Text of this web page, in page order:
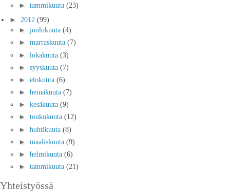
► tammikuuta (23)
► 2012 (99)
► joulukuuta (4)
► marraskuuta (7)
► lokakuuta (3)
► syyskuuta (7)
► elokuuta (6)
► heinäkuuta (7)
► kesäkuuta (9)
► toukokuuta (12)
► huhtikuuta (8)
► maaliskuuta (9)
► helmikuuta (6)
► tammikuuta (21)
Yhteistyössä